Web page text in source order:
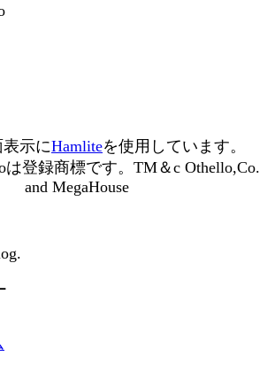
示にHamliteを使用しています。
は登録商標です。TM＆c Othello,Co.
and MegaHouse